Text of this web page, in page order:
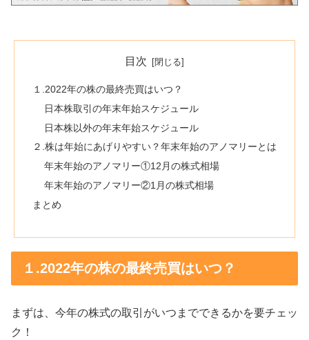
目次
１.2022年の株の最終売買はいつ？
日本株取引の年末年始スケジュール
日本株以外の年末年始スケジュール
２.株は年始にあげりやすい？年末年始のアノマリーとは
年末年始のアノマリー①12月の株式相場
年末年始のアノマリー②1月の株式相場
まとめ
１.2022年の株の最終売買はいつ？
まずは、今年の株式の取引がいつまでできるかを要チェッ
ク！